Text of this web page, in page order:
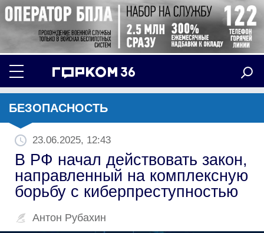
БЕЗОПАСНОСТЬ
23.06.2025, 12:43
В РФ начал действовать закон,
направленный на комплексную
борьбу с киберпреступностью
Антон Рубахин